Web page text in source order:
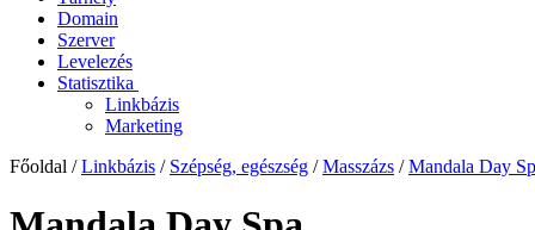
Domain
Szerver
Levelezés
Statisztika
Linkbázis
Marketing
Főoldal /Linkbázis / Szépség, egészség /Masszázs /Mandala Day